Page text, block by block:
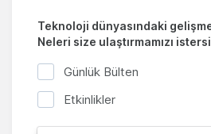
Teknoloji dünyasındaki
Neleri size ulaştırmamızı
Günlük Bülten
Etkinlikler